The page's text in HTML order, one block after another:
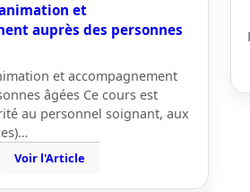
et
auprès des personnes
et accompagnement
âgées Ce cours est
au personnel soignant, aux
Voir l'Article